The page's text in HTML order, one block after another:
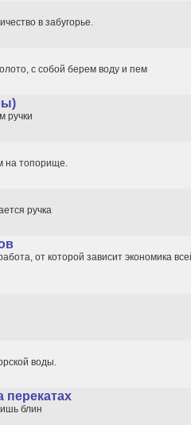
в забугорье.
с собой берем воду и пем
ручки
на топорище.
ручка
от которой зависит экономика
воды.
перекатах
блин